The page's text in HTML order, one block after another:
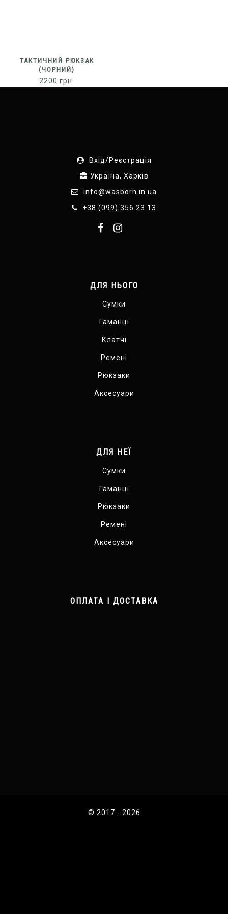
ТАКТИЧНИЙ РЮКЗАК
(ЧОРНИЙ)
2200 грн.
Вхід/Реєстрація
Україна, Харків
info@wasborn.in.ua
+38 (099) 356 23 13
ДЛЯ НЬОГО
Сумки
Гаманці
Клатчі
Ремені
Рюкзаки
Аксесуари
ДЛЯ НЕЇ
Сумки
Гаманці
Рюкзаки
Ремені
Аксесуари
ОПЛАТА І ДОСТАВКА
© 2017 - 2026